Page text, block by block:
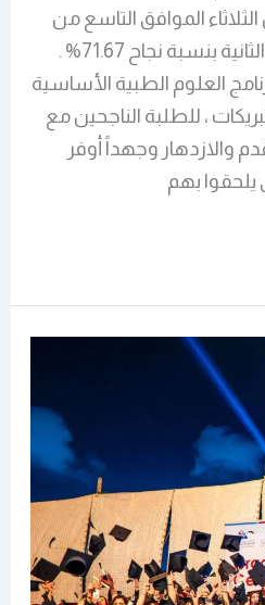
الموافق التاسع من
يونيو 2026، نتيجة السنة الثانية بنسبة نجاح 71.67% .
العلوم الطبية الأساسية
، للطلبة الناجحين مع
والازدهار وجهداً أوفر
يلحقوا بهم